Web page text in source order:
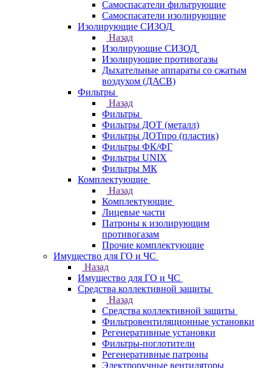
Самоспасатели фильтрующие
Самоспасатели изолирующие
Изолирующие СИЗОД
Назад
Изолирующие СИЗОД
Изолирующие противогазы
Дыхательные аппараты со сжатым
воздухом (ДАСВ)
Фильтры
Назад
Фильтры
Фильтры ДОТ (металл)
Фильтры ДОТпро (пластик)
Фильтры ФК/ФГ
Фильтры UNIX
Фильтры МК
Комплектующие
Назад
Комплектующие
Лицевые части
Патроны к изолирующим
противогазам
Прочие комплектующие
Имущество для ГО и ЧС
Назад
Имущество для ГО и ЧС
Средства коллективной защиты
Назад
Средства коллективной защиты
Фильтровентиляционные установки
Регенеративные установки
Фильтры-поглотители
Регенеративные патроны
Электроручные вентиляторы